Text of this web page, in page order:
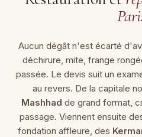
Aucun dégât n'est écarté
déchirure, mite, frange
passée. Le devis suit un
au revers. De la capitale
Mashhad de grand format,
passage. Viennent ensuite
fondation affleure, des